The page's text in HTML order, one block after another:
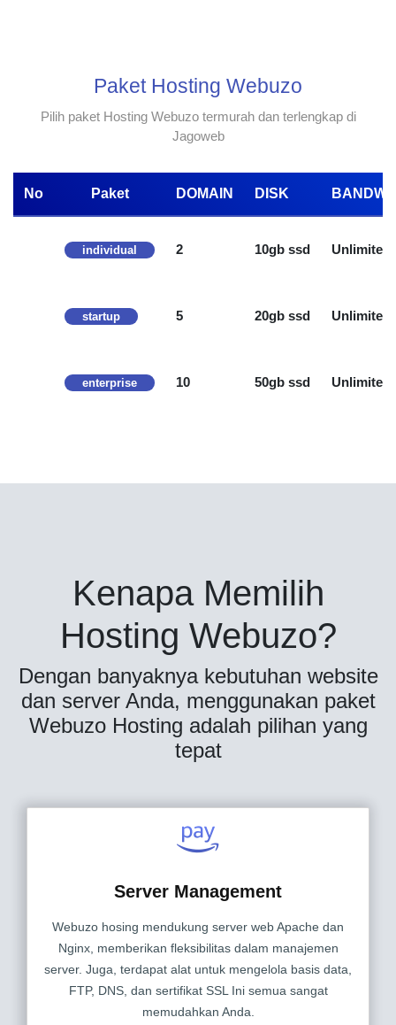
Paket Hosting Webuzo
Pilih paket Hosting Webuzo termurah dan terlengkap di
Jagoweb
No Paket DOMAIN DISK
individual 2 10gb ssd Unlimited
startup 5 20gb ssd Unlimited
enterprise 10 50gb ssd Unlimited
Kenapa Memilih
Hosting Webuzo?
Dengan banyaknya kebutuhan website
dan server Anda, menggunakan paket
Webuzo Hosting adalah pilihan yang
tepat
Server Management
Webuzo hosing mendukung server web Apache dan
Nginx, memberikan fleksibilitas dalam manajemen
server. Juga, terdapat alat untuk mengelola basis data,
FTP, DNS, dan sertifikat SSL Ini semua sangat
memudahkan Anda.